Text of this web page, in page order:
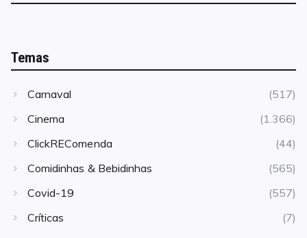
Temas
Carnaval
(517)
Cinema
(1.366)
ClickREComenda
(44)
Comidinhas & Bebidinhas
(565)
Covid-19
(557)
Críticas
(7)